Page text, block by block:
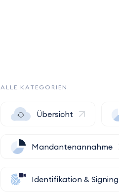
ALLE KATEGORIEN
Übersicht
Mandantenannahme
Identifikation & Signing